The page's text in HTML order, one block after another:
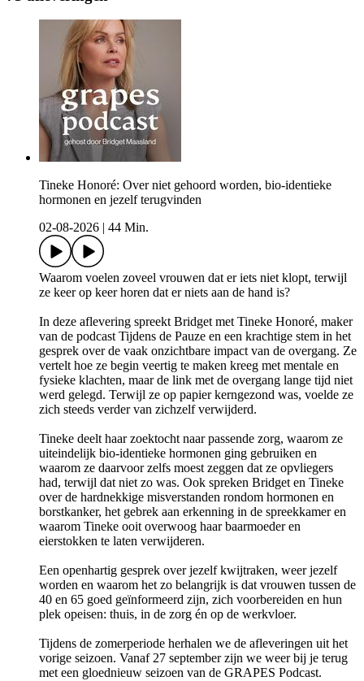
Tineke Honoré: Over niet gehoord worden, bio-identieke
hormonen en jezelf terugvinden
02-08-2026
44 Min.
Waarom voelen zoveel vrouwen dat er iets niet klopt, terwijl
ze keer op keer horen dat er niets aan de hand is?
In deze aflevering spreekt Bridget met Tineke Honoré, maker
van de podcast Tijdens de Pauze en een krachtige stem in het
gesprek over de vaak onzichtbare impact van de overgang. Ze
vertelt hoe ze begin veertig te maken kreeg met mentale en
fysieke klachten, maar de link met de overgang lange tijd niet
werd gelegd. Terwijl ze op papier kerngezond was, voelde ze
zich steeds verder van zichzelf verwijderd.
Tineke deelt haar zoektocht naar passende zorg, waarom ze
uiteindelijk bio-identieke hormonen ging gebruiken en
waarom ze daarvoor zelfs moest zeggen dat ze opvliegers
had, terwijl dat niet zo was. Ook spreken Bridget en Tineke
over de hardnekkige misverstanden rondom hormonen en
borstkanker, het gebrek aan erkenning in de spreekkamer en
waarom Tineke ooit overwoog haar baarmoeder en
eierstokken te laten verwijderen.
Een openhartig gesprek over jezelf kwijtraken, weer jezelf
worden en waarom het zo belangrijk is dat vrouwen tussen de
40 en 65 goed geïnformeerd zijn, zich voorbereiden en hun
plek opeisen: thuis, in de zorg én op de werkvloer.
Tijdens de zomerperiode herhalen we de afleveringen uit het
vorige seizoen. Vanaf 27 september zijn we weer bij je terug
met een gloednieuw seizoen van de GRAPES Podcast.